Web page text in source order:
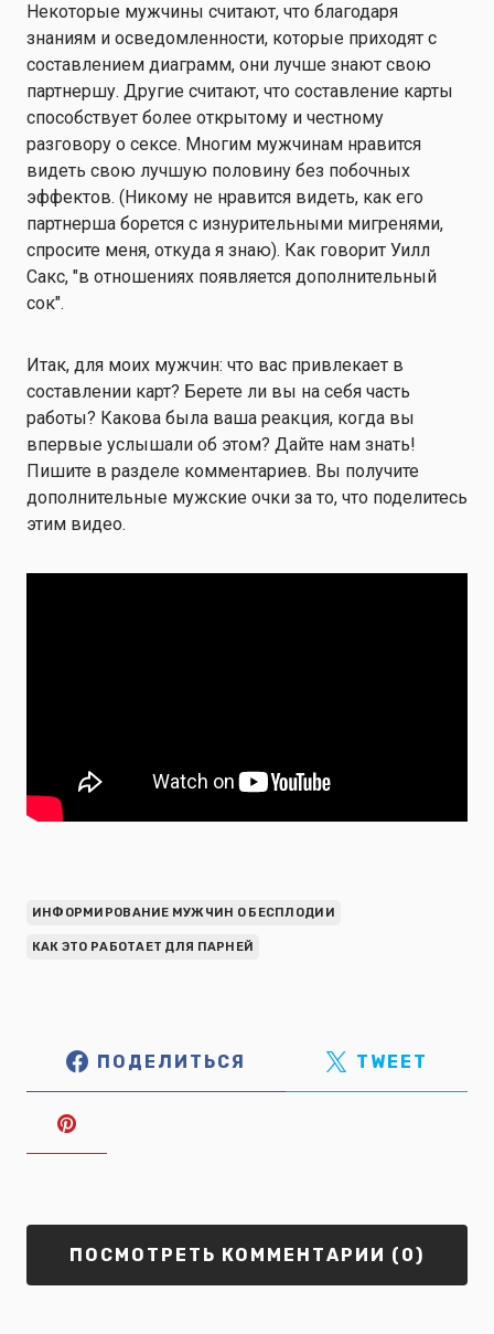
Некоторые мужчины считают, что благодаря
знаниям и осведомленности, которые приходят с
составлением диаграмм, они лучше знают свою
партнершу. Другие считают, что составление карты
способствует более открытому и честному
разговору о сексе. Многим мужчинам нравится
видеть свою лучшую половину без побочных
эффектов. (Никому не нравится видеть, как его
партнерша борется с изнурительными мигренями,
спросите меня, откуда я знаю). Как говорит Уилл
Сакс, "в отношениях появляется дополнительный
сок".
Итак, для моих мужчин: что вас привлекает в
составлении карт? Берете ли вы на себя часть
работы? Какова была ваша реакция, когда вы
впервые услышали об этом? Дайте нам знать!
Пишите в разделе комментариев. Вы получите
дополнительные мужские очки за то, что поделитесь
этим видео.
ИНФОРМИРОВАНИЕ МУЖЧИН О БЕСПЛОДИИ
КАК ЭТО РАБОТАЕТ ДЛЯ ПАРНЕЙ
ПОДЕЛИТЬСЯ TWEET
ПОСМОТРЕТЬ КОММЕНТАРИИ (0)